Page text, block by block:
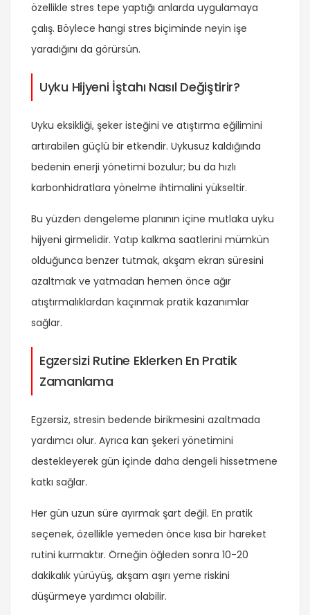
özellikle stres tepe yaptığı anlarda uygulamaya
çalış. Böylece hangi stres biçiminde neyin işe
yaradığını da görürsün.
Uyku Hijyeni İştahı Nasıl Değiştirir?
Uyku eksikliği, şeker isteğini ve atıştırma eğilimini
artırabilen güçlü bir etkendir. Uykusuz kaldığında
bedenin enerji yönetimi bozulur; bu da hızlı
karbonhidratlara yönelme ihtimalini yükseltir.
Bu yüzden dengeleme planının içine mutlaka uyku
hijyeni girmelidir. Yatıp kalkma saatlerini mümkün
olduğunca benzer tutmak, akşam ekran süresini
azaltmak ve yatmadan hemen önce ağır
atıştırmalıklardan kaçınmak pratik kazanımlar
sağlar.
Egzersizi Rutine Eklerken En Pratik
Zamanlama
Egzersiz, stresin bedende birikmesini azaltmada
yardımcı olur. Ayrıca kan şekeri yönetimini
destekleyerek gün içinde daha dengeli hissetmene
katkı sağlar.
Her gün uzun süre ayırmak şart değil. En pratik
seçenek, özellikle yemeden önce kısa bir hareket
rutini kurmaktır. Örneğin öğleden sonra 10-20
dakikalık yürüyüş, akşam aşırı yeme riskini
düşürmeye yardımcı olabilir.